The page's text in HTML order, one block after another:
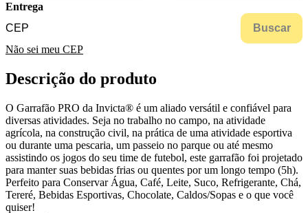
Entrega
Buscar
Não sei meu CEP
Descrição do produto
O Garrafão PRO da Invicta® é um aliado versátil e confiável para
diversas atividades. Seja no trabalho no campo, na atividade
agrícola, na construção civil, na prática de uma atividade esportiva
ou durante uma pescaria, um passeio no parque ou até mesmo
assistindo os jogos do seu time de futebol, este garrafão foi projetado
para manter suas bebidas frias ou quentes por um longo tempo (5h).
Perfeito para Conservar Água, Café, Leite, Suco, Refrigerante, Chá,
Tereré, Bebidas Esportivas, Chocolate, Caldos/Sopas e o que você
quiser!